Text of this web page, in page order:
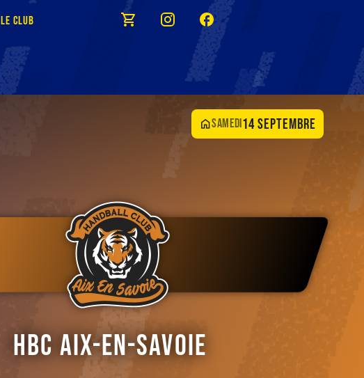
Le club
samedi 14 septembre
HBC Aix-en-Savoie